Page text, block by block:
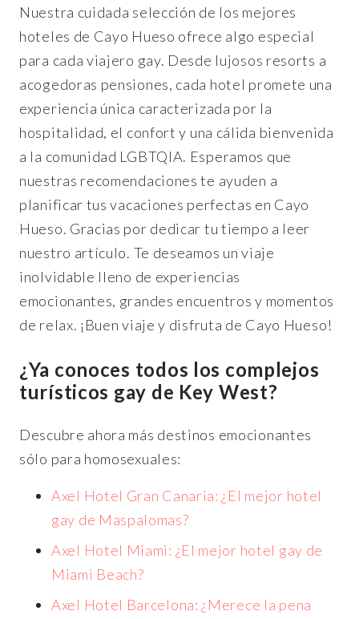
Nuestra cuidada selección de los mejores
hoteles de Cayo Hueso ofrece algo especial
para cada viajero gay. Desde lujosos resorts a
acogedoras pensiones, cada hotel promete una
experiencia única caracterizada por la
hospitalidad, el confort y una cálida bienvenida
a la comunidad LGBTQIA. Esperamos que
nuestras recomendaciones te ayuden a
planificar tus vacaciones perfectas en Cayo
Hueso. Gracias por dedicar tu tiempo a leer
nuestro artículo. Te deseamos un viaje
inolvidable lleno de experiencias
emocionantes, grandes encuentros y momentos
de relax. ¡Buen viaje y disfruta de Cayo Hueso!
¿Ya conoces todos los complejos
turísticos gay de Key West?
Descubre ahora más destinos emocionantes
sólo para homosexuales:
Axel Hotel Gran Canaria: ¿El mejor hotel
gay de Maspalomas?
Axel Hotel Miami: ¿El mejor hotel gay de
Miami Beach?
Axel Hotel Barcelona: ¿Merece la pena